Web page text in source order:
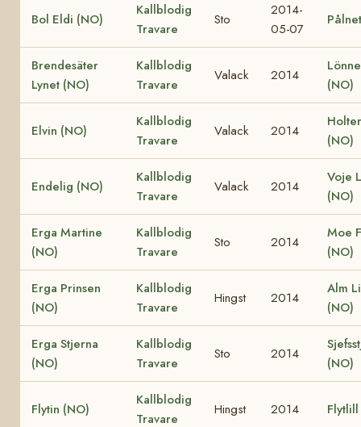
Bol Eldi (NO)
Kallblodig
Travare
Sto
2014-
05-07
Brendesäter
Lynet (NO)
Kallblodig
Travare
Valack 2014
(NO)
Elvin (NO)
Kallblodig
Travare
Valack 2014
(NO)
Endelig (NO)
Kallblodig
Travare
Valack 2014
Voje
(NO)
Erga Martine
(NO)
Kallblodig
Travare
Sto 2014
Moe
(NO)
Erga Prinsen
(NO)
Kallblodig
Travare
Hingst 2014
Alm
(NO)
Erga Stjerna
(NO)
Kallblodig
Travare
Sto 2014
(NO)
Flytin (NO)
Kallblodig
Travare
Hingst 2014